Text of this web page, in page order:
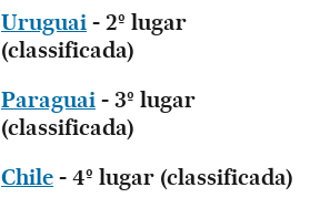
Uruguai - 2º lugar
(classificada)
Paraguai - 3º lugar
(classificada)
Chile - 4º lugar (classificada)